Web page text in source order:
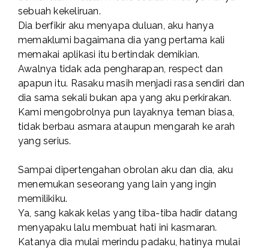
sebuah kekeliruan.
Dia berfikir aku menyapa duluan, aku hanya
memaklumi bagaimana dia yang pertama kali
memakai aplikasi itu bertindak demikian.
Awalnya tidak ada pengharapan, respect dan
apapun itu. Rasaku masih menjadi rasa sendiri dan
dia sama sekali bukan apa yang aku perkirakan.
Kami mengobrolnya pun layaknya teman biasa,
tidak berbau asmara ataupun mengarah ke arah
yang serius.
Sampai dipertengahan obrolan aku dan dia, aku
menemukan seseorang yang lain yang ingin
memilikiku.
Ya, sang kakak kelas yang tiba-tiba hadir datang
menyapaku lalu membuat hati ini kasmaran.
Katanya dia mulai merindu padaku, hatinya mulai